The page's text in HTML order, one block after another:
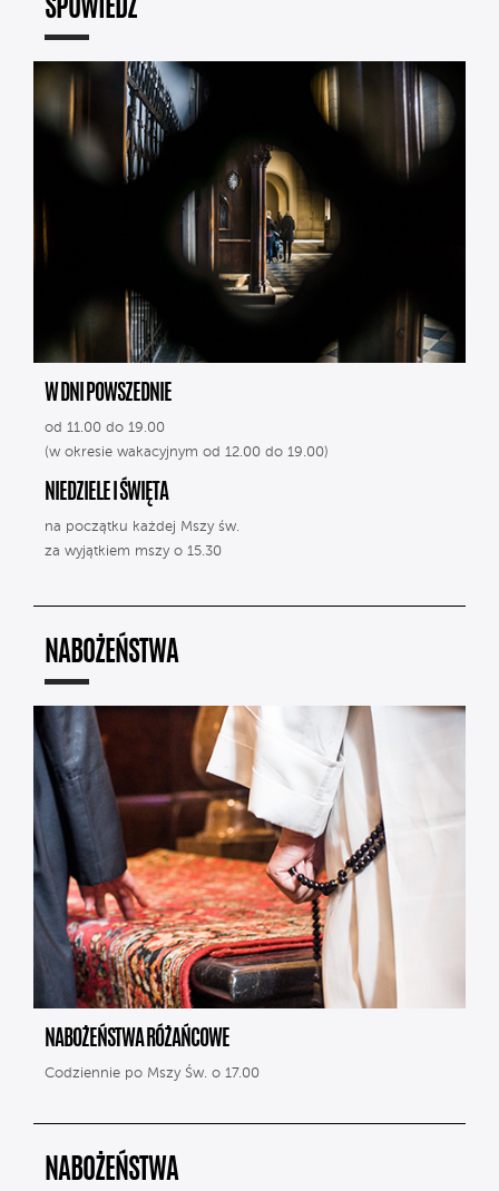
SPOWIEDŹ
W DNI POWSZEDNIE
od 11.00 do 19.00
(w okresie wakacyjnym od 12.00 do 19.00)
NIEDZIELE I ŚWIĘTA
na początku każdej Mszy św.
za wyjątkiem mszy o 15.30
NABOŻEŃSTWA
NABOŻEŃSTWA RÓŻAŃCOWE
Codziennie po Mszy Św. o 17.00
NABOŻEŃSTWA